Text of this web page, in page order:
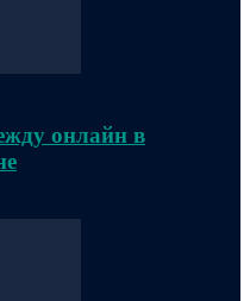
онлайн в